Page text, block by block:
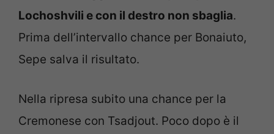
Lochoshvili e con il destro non sbaglia.
Prima dell’intervallo chance per Bonaiuto,
Sepe salva il risultato.
Nella ripresa subito una chance per la
Cremonese con Tsadjout. Poco dopo è il